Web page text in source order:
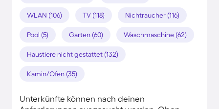
WLAN (106) TV (118) Nichtraucher (116)
Pool (5) Garten (60) Waschmaschine (62)
Haustiere nicht gestattet (132)
Kamin/Ofen (35)
Unterkünfte können nach deinen